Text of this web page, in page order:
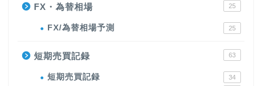
FX・為替相場 25
FX/為替相場予測 25
短期売買記録 63
短期売買記録 34